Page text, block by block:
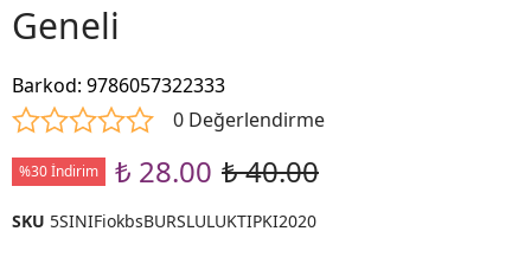
Geneli
Barkod: 9786057322333
0 Değerlendirme
%30 İndirim ₺ 28.00 ₺ 40.00
SKU 5SINIFiokbsBURSLULUKTIPKI2020